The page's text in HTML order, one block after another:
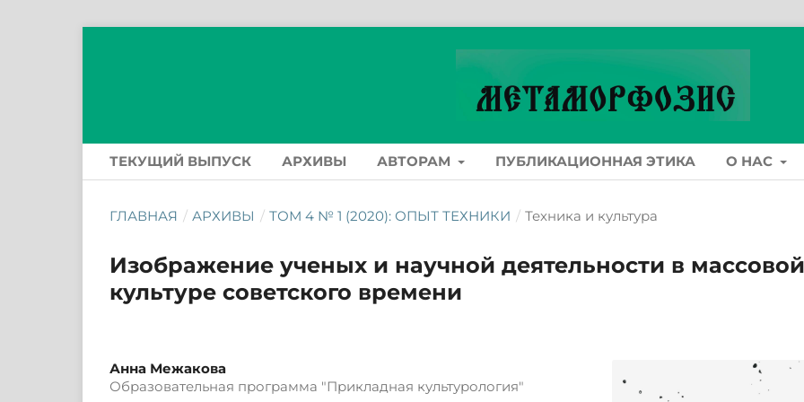
ТЕКУЩИЙ ВЫПУСК АРХИВЫ АВТОРАМ ПУБЛИКАЦИОННАЯ ЭТИКА О НАС
ГЛАВНАЯ / АРХИВЫ / ТОМ 4 № 1 (2020): ОПЫТ ТЕХНИКИ / Техника и культура
Изображение ученых и научной деятельности в массовой
культуре советского времени
Анна Межакова
Образовательная программа "Прикладная культурология"